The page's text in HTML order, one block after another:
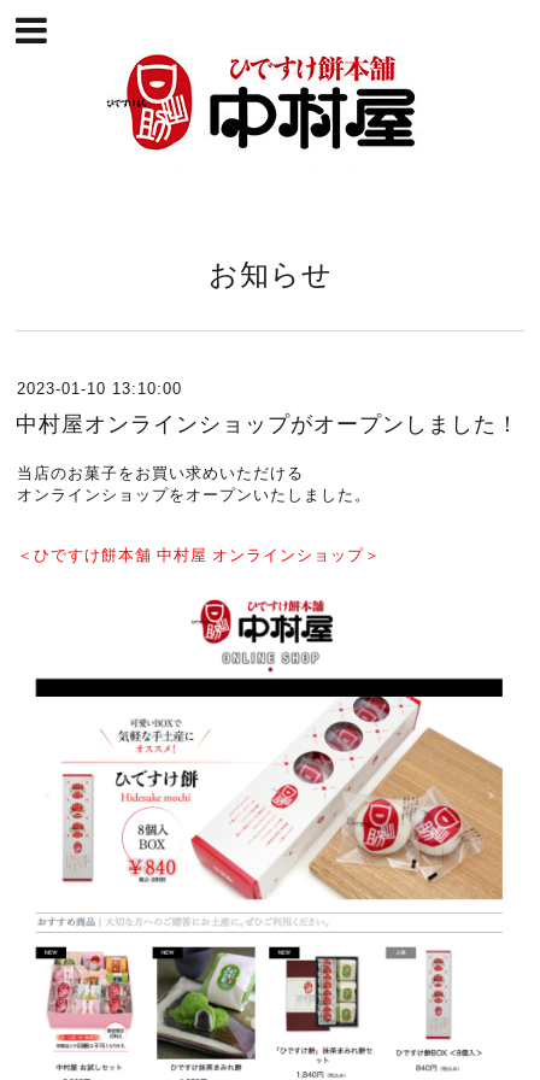
お知らせ
2023-01-10 13:10:00
中村屋オンラインショップがオープンしました！
当店のお菓子をお買い求めいただける
オンラインショップをオープンいたしました。
＜ひですけ餅本舗 中村屋 オンラインショップ＞